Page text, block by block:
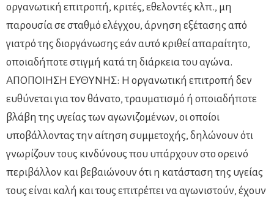
οργανωτική επιτροπή, κριτές, εθελοντές κλπ., μη
παρουσία σε σταθμό ελέγχου, άρνηση εξέτασης από
γιατρό της διοργάνωσης εάν αυτό κριθεί απαραίτητο,
οποιαδήποτε στιγμή κατά τη διάρκεια του αγώνα.
ΑΠΟΠΟΙΗΣΗ ΕΥΘΥΝΗΣ: Η οργανωτική επιτροπή δεν
ευθύνεται για τον θάνατο, τραυματισμό ή οποιαδήποτε
βλάβη της υγείας των αγωνιζομένων, οι οποίοι
υποβάλλοντας την αίτηση συμμετοχής, δηλώνουν ότι
γνωρίζουν τους κινδύνους που υπάρχουν στο ορεινό
περιβάλλον και βεβαιώνουν ότι η κατάσταση της υγείας
τους είναι καλή και τους επιτρέπει να αγωνιστούν, έχουν